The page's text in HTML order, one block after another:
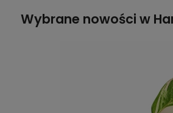
Wybrane nowości w